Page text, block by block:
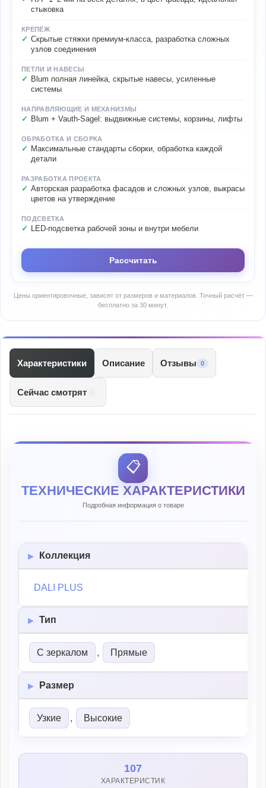
стыковка
КРЕПЁЖ
Скрытые стяжки премиум-класса, разработка сложных
узлов соединения
ПЕТЛИ И НАВЕСЫ
Blum полная линейка, скрытые навесы, усиленные
системы
НАПРАВЛЯЮЩИЕ И МЕХАНИЗМЫ
Blum + Vauth-Sagel: выдвижные системы, корзины, лифты
ОБРАБОТКА И СБОРКА
Максимальные стандарты сборки, обработка каждой
детали
РАЗРАБОТКА ПРОЕКТА
Авторская разработка фасадов и сложных узлов, выкрасы
цветов на утверждение
ПОДСВЕТКА
LED-подсветка рабочей зоны и внутри мебели
Рассчитать
Цены ориентировочные, зависят от размеров и материалов. Точный расчёт —
бесплатно за 30 минут.
Характеристики Описание Отзывы 0
Сейчас смотрят
📋
ТЕХНИЧЕСКИЕ ХАРАКТЕРИСТИКИ
Подробная информация о товаре
Коллекция
DALI PLUS
Тип
С зеркалом , Прямые
Размер
Узкие , Высокие
107
ХАРАКТЕРИСТИК